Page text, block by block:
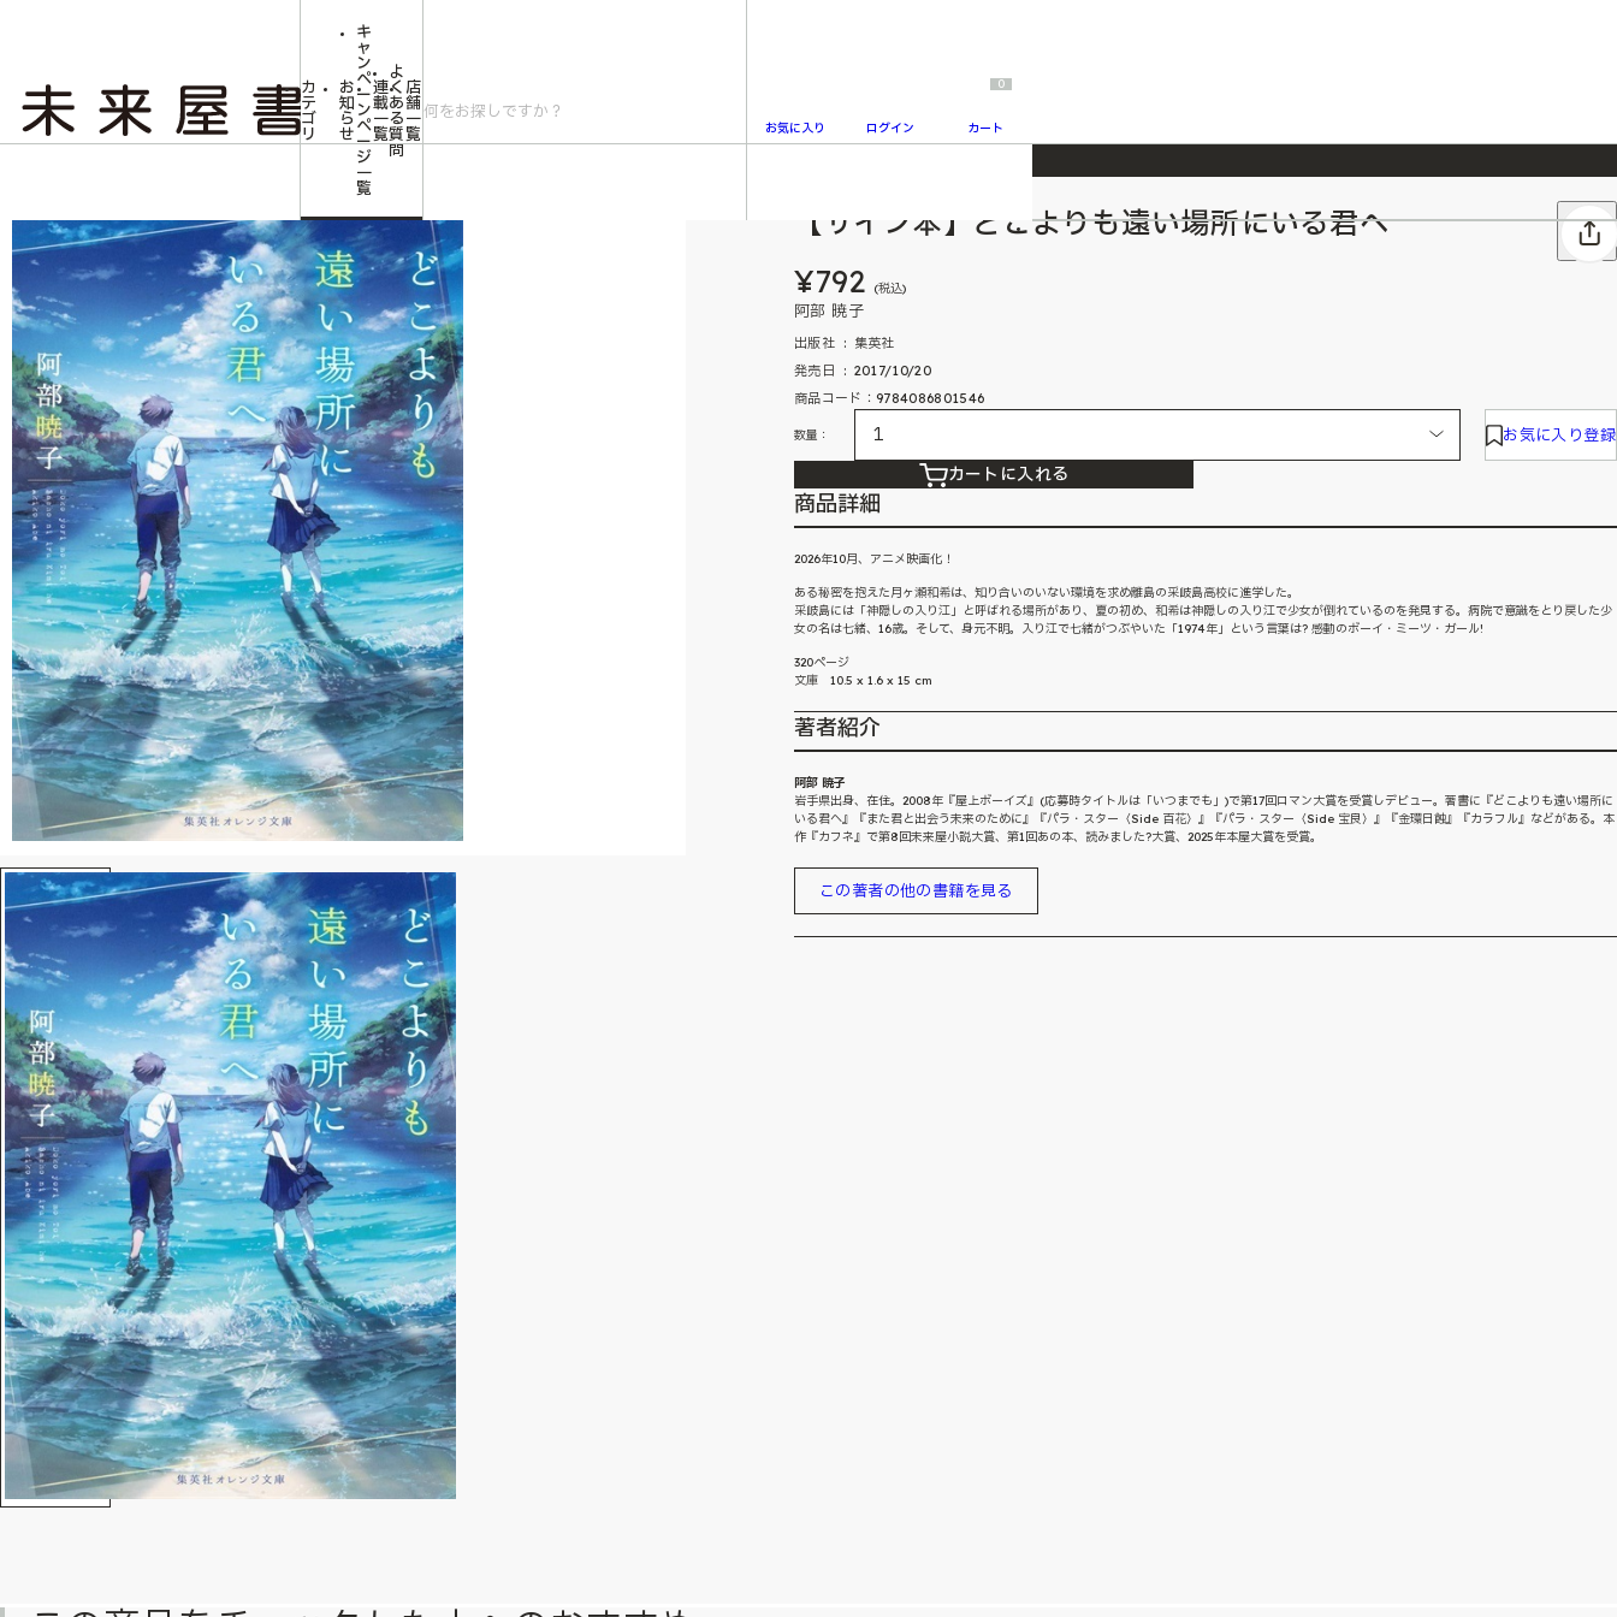
2026/7/23 『ONE PIECE magazine 021 ONE PIECEカード付き同梱版』発売延期のご案内
カ
テ
ゴ
リ
お
知
ら
せ
キ
ャ
ン
ペ
ー
ン
ペ
ー
ジ
一
覧
連
載
一
覧
よ
く
あ
る
質
問
店
舗
一
覧
お気に入り ログイン
0
カート
【サイン本】どこよりも遠い場所にいる君へ
【サイン本】どこよりも遠い場所にいる君へ
¥792 (税込)
阿部 暁子
出版社 ‏ : ‎ 集英社
発売日 ‏ : ‎ 2017/10/20
商品コード：9784086801546
数量： お気に入り登録
カートに入れる
商品詳細
2026年10月、アニメ映画化！
ある秘密を抱えた月ヶ瀬和希は、知り合いのいない環境を求め離島の采岐島高校に進学した。
采岐島には「神隠しの入り江」と呼ばれる場所があり、夏の初め、和希は神隠しの入り江で少女が倒れているのを発見する。病院で意識をとり戻した少
女の名は七緒、16歳。そして、身元不明。入り江で七緒がつぶやいた「1974年」という言葉は? 感動のボーイ・ミーツ・ガール!
320ページ
文庫 10.5 x 1.6 x 15 cm
著者紹介
阿部 暁子
岩手県出身、在住。2008年『屋上ボーイズ』(応募時タイトルは「いつまでも」)で第17回ロマン大賞を受賞しデビュー。著書に『どこよりも遠い場所に
いる君へ』『また君と出会う未来のために』『パラ・スター〈Side 百花〉』『パラ・スター〈Side 宝良〉』『金環日蝕』『カラフル』などがある。本
作『カフネ』で第8回未来屋小説大賞、第1回あの本、読みました?大賞、2025年本屋大賞を受賞。
この著者の他の書籍を見る